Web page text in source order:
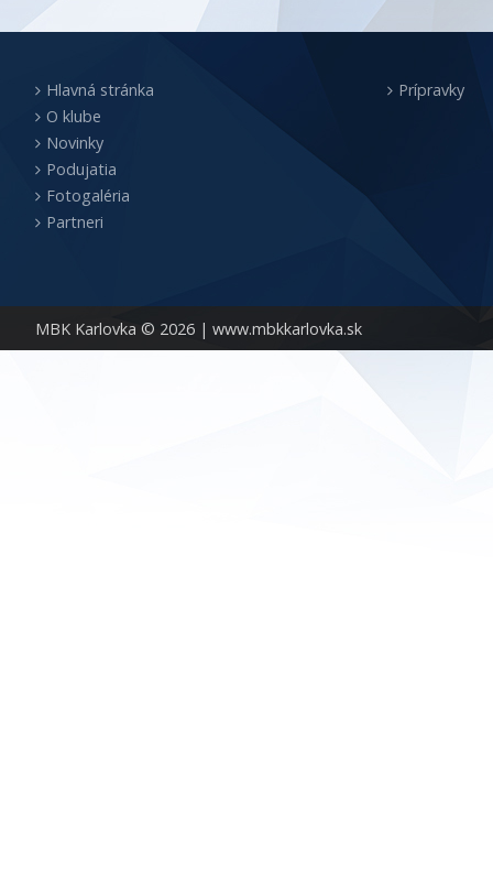
MBK Karlovka © 2026 | www.mbkkarlovka.sk
Hlavná stránka
O klube
Novinky
Podujatia
Fotogaléria
Partneri
Prípravky